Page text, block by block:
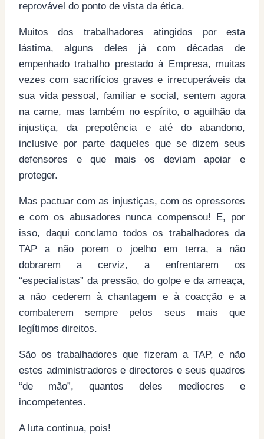
reprovável do ponto de vista da ética.
Muitos dos trabalhadores atingidos por esta
lástima, alguns deles já com décadas de
empenhado trabalho prestado à Empresa, muitas
vezes com sacrifícios graves e irrecuperáveis da
sua vida pessoal, familiar e social, sentem agora
na carne, mas também no espírito, o aguilhão da
injustiça, da prepotência e até do abandono,
inclusive por parte daqueles que se dizem seus
defensores e que mais os deviam apoiar e
proteger.
Mas pactuar com as injustiças, com os opressores
e com os abusadores nunca compensou! E, por
isso, daqui conclamo todos os trabalhadores da
TAP a não porem o joelho em terra, a não
dobrarem a cerviz, a enfrentarem os
“especialistas” da pressão, do golpe e da ameaça,
a não cederem à chantagem e à coacção e a
combaterem sempre pelos seus mais que
legítimos direitos.
São os trabalhadores que fizeram a TAP, e não
estes administradores e directores e seus quadros
“de mão”, quantos deles medíocres e
incompetentes.
A luta continua, pois!